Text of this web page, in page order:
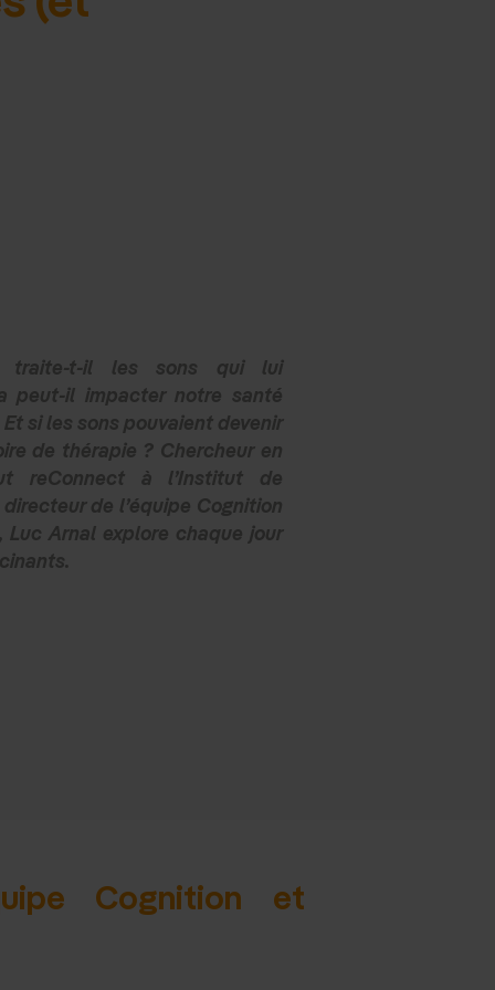
traite-t-il les sons qui lui
peut-il impacter notre santé
si les sons pouvaient devenir
de thérapie ? Chercheur en
reConnect à l’Institut de
de l’équipe Cognition
Arnal explore chaque jour
Cognition et